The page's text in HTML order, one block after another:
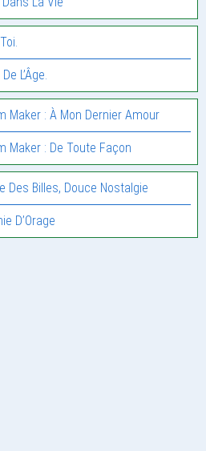
L’Âge.
Maker : À Mon Dernier Amour
Maker : De Toute Façon
Des Billes, Douce Nostalgie
D’Orage